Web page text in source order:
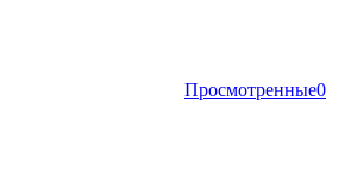
Просмотренные0